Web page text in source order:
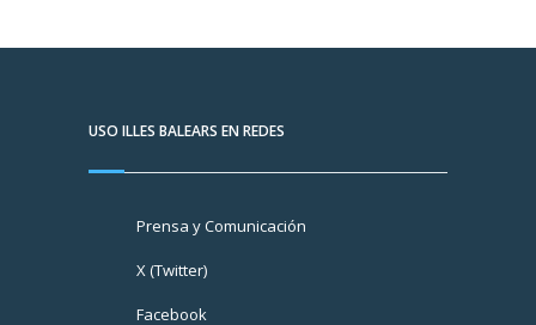
USO ILLES BALEARS EN REDES
Prensa y Comunicación
X (Twitter)
Facebook